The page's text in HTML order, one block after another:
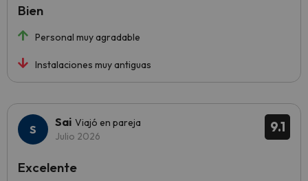
Personal muy agradable
Instalaciones muy antiguas
Bien
9.1
Sai Viajó en pareja
Julio 2026
Excelente